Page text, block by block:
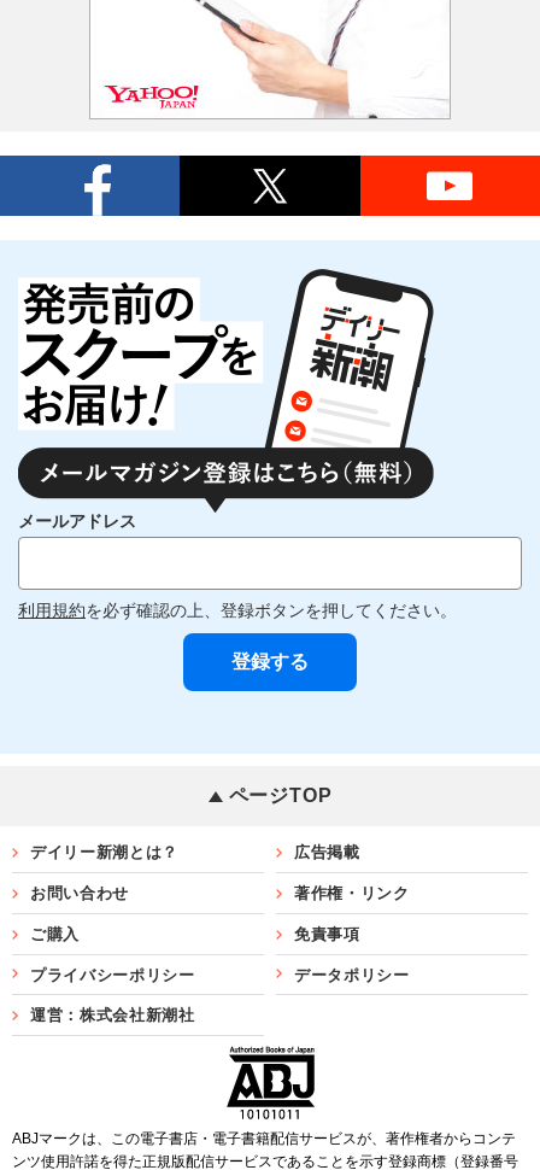
メールアドレス
利用規約を必ず確認の上、登録ボタンを押してください。
ページTOP
デイリー新潮とは？ 広告掲載
お問い合わせ 著作権・リンク
ご購入 免責事項
プライバシーポリシー データポリシー
運営：株式会社新潮社
ABJマークは、この電子書店・電子書籍配信サービスが、著作権者からコンテ
ンツ使用許諾を得た正規版配信サービスであることを示す登録商標（登録番号